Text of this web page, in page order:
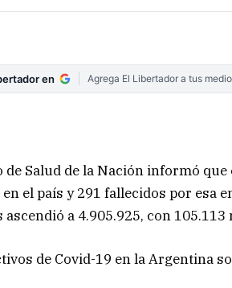
en Agrega El Libertador a tus
de Salud de la Nación informó
el país y 291 fallecidos por esa
a 4.905.925, con 105.113
de Covid-19 en la Argentina